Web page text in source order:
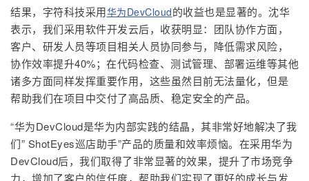
结果，字符科技采用华为DevCloud的收益也是显著的。沈华
表示，我们采用软件开发云后，收获明显：团队协作方面，
客户、研发人员等项目相关人员协同参与，降低需求风险，
协作效率提升40%；在代码检查、测试管理、部署运维等其他
诸多方面同样发挥重要作用，这些虽然目前无法量化，但是
帮助我们在项目中交付了高品质、稳定安全的产品。
“华为DevCloud是华为内部实践的结晶，其非常好地解决了我
们” ShotEyes巡店助手”产品的质量和效率烦恼。在采用华为
DevCloud后，我们取得了非常显著的效果，提升了市场竞争
力，增加了客户的信任度，帮助我们实现了更好的成长与发